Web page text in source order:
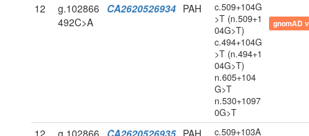
12
g.102866
492C>A
CA2620526934 PAH
c.509+104G
>T (n.509+1
04G>T)
c.494+104G
>T (n.494+1
04G>T)
n.605+104
G>T
n.530+1097
0G>T
gnomAD
c.509+103A